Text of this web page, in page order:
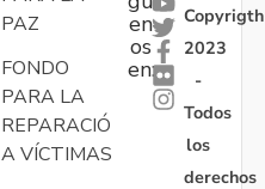
PAZ
FONDO
PARA LA
REPARACIÓN
A VÍCTIMAS
en
os
en:
Copyrigth
2023
-
Todos
los
derechos